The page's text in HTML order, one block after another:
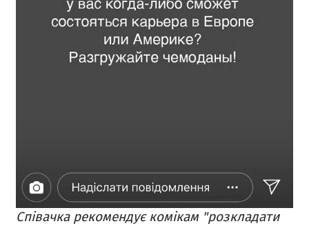
Співачка рекомендує комікам "розкладати